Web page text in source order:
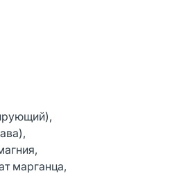
марганца,